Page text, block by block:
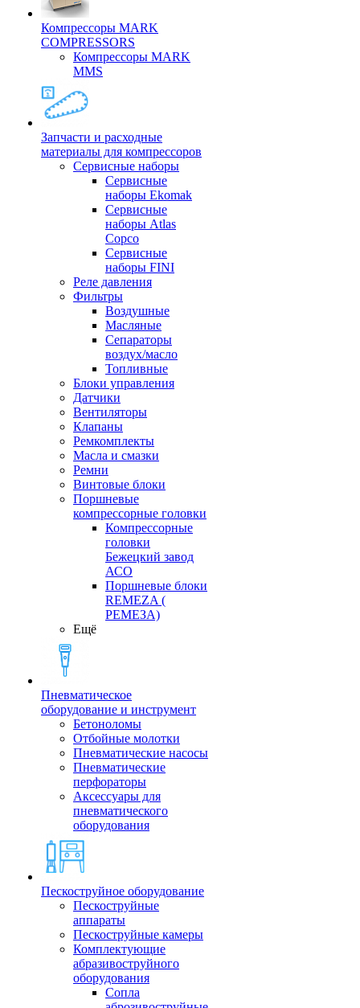
Компрессоры MARK
COMPRESSORS
Компрессоры MARK
MMS
Запчасти и расходные
материалы для компрессоров
Cервисные наборы
Сервисные
наборы Ekomak
Cервисные
наборы Atlas
Copco
Сервисные
наборы FINI
Реле давления
Фильтры
Воздушные
Масляные
Сепараторы
воздух/масло
Топливные
Блоки управления
Датчики
Вентиляторы
Клапаны
Ремкомплекты
Масла и смазки
Ремни
Винтовые блоки
Поршневые
компрессорные головки
Компрессорные
головки
Бежецкий завод
АСО
Поршневые блоки
REMEZA (
РЕМЕЗА)
Ещё
Пневматическое
оборудование и инструмент
Бетоноломы
Отбойные молотки
Пневматические насосы
Пневматические
перфораторы
Аксессуары для
пневматического
оборудования
Пескоструйное оборудование
Пескоструйные
аппараты
Пескоструйные камеры
Комплектующие
абразивоструйного
оборудования
Сопла